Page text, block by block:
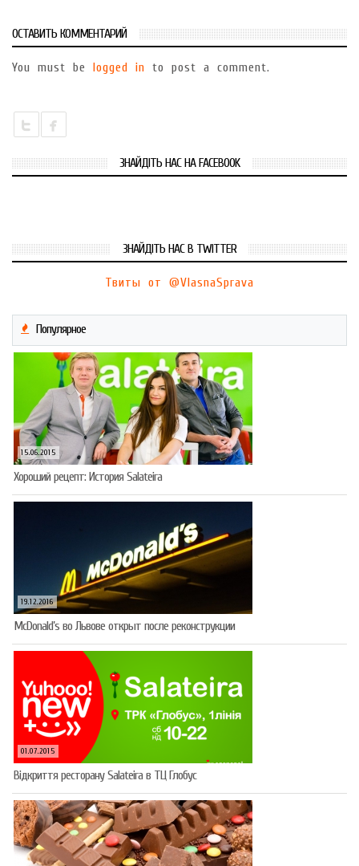
ОСТАВИТЬ КОММЕНТАРИЙ
You must be logged in to post a comment.
ЗНАЙДІТЬ НАС НА FACEBOOK
ЗНАЙДІТЬ НАС В TWITTER
Твиты от @VlasnaSprava
Популярное
15.06.2015
Хороший рецепт: История Salateira
19.12.2016
McDonald’s во Львове открыт после реконструкции
01.07.2015
Відкриття ресторану Salateirа в ТЦ Глобус